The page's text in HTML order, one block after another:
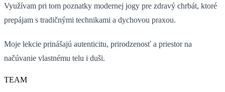
Využívam pri tom poznatky modernej jogy pre zdravý chrbát, ktoré
prepájam s tradičnými technikami a dychovou praxou.
Moje lekcie prinášajú autenticitu, prirodzenosť a priestor na
načúvanie vlastnému telu i duši.
TEAM